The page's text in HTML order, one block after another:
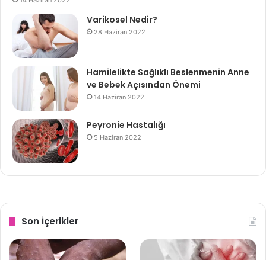
Share Share
Kan Lenf Seans
Varikosel Nedir?
28 Haziran 2022
Hamilelikte Sağlıklı Beslenmenin Anne
ve Bebek Açısından Önemi
14 Haziran 2022
Peyronie Hastalığı
5 Haziran 2022
Son İçerikler